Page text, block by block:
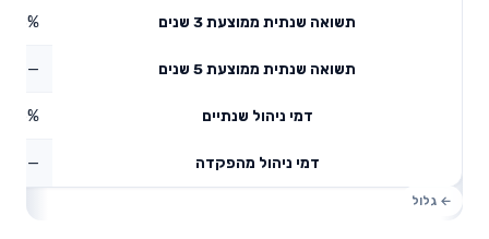
תשואה שנתית ממוצעת 3 שנים
תשואה שנתית ממוצעת 5 שנים —
דמי ניהול שנתיים
דמי ניהול מהפקדה —